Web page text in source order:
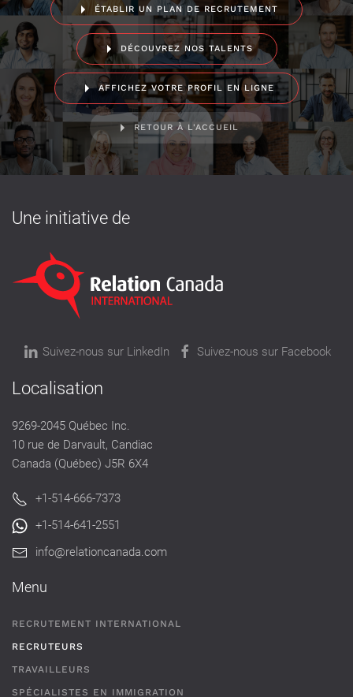
ÉTABLIR UN PLAN DE RECRUTEMENT
DÉCOUVREZ NOS TALENTS
AFFICHEZ VOTRE PROFIL EN LIGNE
RETOUR À L'ACCUEIL
Une initiative de
Suivez-nous sur LinkedIn Suivez-nous sur Facebook
Localisation
9269-2045 Québec Inc.
10 rue de Darvault, Candiac
Canada (Québec) J5R 6X4
+1-514-666-7373
+1-514-641-2551
info@relationcanada.com
Menu
RECRUTEMENT INTERNATIONAL
RECRUTEURS
TRAVAILLEURS
SPÉCIALISTES EN IMMIGRATION